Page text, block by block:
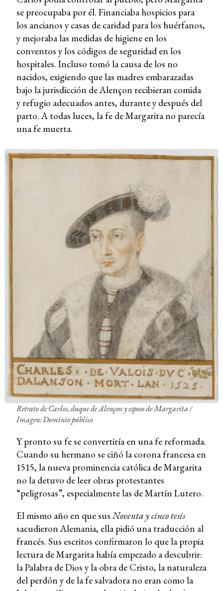
se preocupaba por él. Financiaba hospicios para
los ancianos y casas de caridad para los huérfanos,
y mejoraba las medidas de higiene en los
conventos y los códigos de seguridad en los
hospitales. Incluso tomó la causa de los no
nacidos, exigiendo que las madres embarazadas
bajo la jurisdicción de Alençon recibieran comida
y refugio adecuados antes, durante y después del
parto. A todas luces, la fe de Margarita no parecía
una fe muerta.
Retrato de Carlos, duque de Alençon y esposo de Margarita /
Imagen: Dominio público
Y pronto su fe se convertiría en una fe reformada.
Cuando su hermano se ciñó la corona francesa en
1515, la nueva prominencia católica de Margarita
no la detuvo de leer obras protestantes
“peligrosas”, especialmente las de Martín Lutero.
El mismo año en que sus Noventa y cinco tesis
sacudieron Alemania, ella pidió una traducción al
francés. Sus escritos confirmaron lo que la propia
lectura de Margarita había empezado a descubrir:
la Palabra de Dios y la obra de Cristo, la naturaleza
del perdón y de la fe salvadora no eran como la